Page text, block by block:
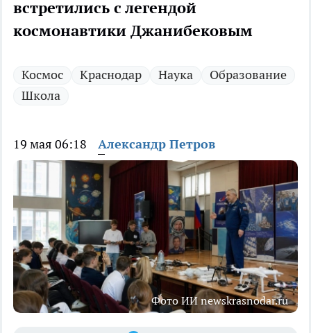
встретились с легендой
космонавтики Джанибековым
Космос Краснодар Наука
Образование
Школа
19 мая 06:18 Александр Петров
Фото ИИ newskrasnodar.ru